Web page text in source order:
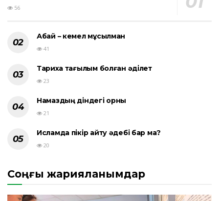
56
Абай – кемел мұсылман
41
Тарихқа тағылым болған әділет
23
Намаздың діндегі орны
21
Исламда пікір айту әдебі бар ма?
20
Соңғы жарияланымдар